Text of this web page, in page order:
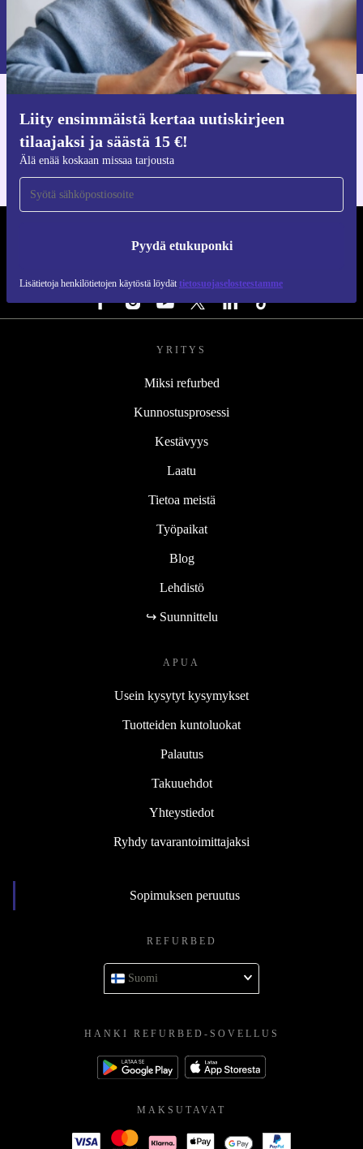
Liity ensimmäistä kertaa uutiskirjeen
tilaajaksi ja säästä 15 €!
Älä enää koskaan missaa tarjousta
Pyydä etukuponki
Lisätietoja henkilötietojen käytöstä löydät tietosuojaselosteestamme
Pyydä etukuponki
Lisätietoja henkilötietojen käytöstä löydättietosuojaselosteestamme.
iOS:lle ja Androidille
YRITYS
Miksi refurbed
Kunnostusprosessi
Kestävyys
Laatu
Tietoa meistä
Työpaikat
Blog
Lehdistö
↪ Suunnittelu
APUA
Usein kysytyt kysymykset
Tuotteiden kuntoluokat
Palautus
Takuuehdot
Yhteystiedot
Ryhdy tavarantoimittajaksi
Sopimuksen peruutus
REFURBED
Suomi
HANKI REFURBED-SOVELLUS
MAKSUTAVAT